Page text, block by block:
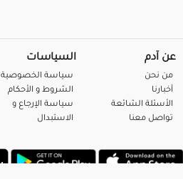
عن آدم
من نحن
أخبارنا
الأسئلة الشائعة
تواصل معنا
السياسات
سياسة الخصوصية
الشروط و الأحكام
سياسة الإرجاع و
الاستبدال